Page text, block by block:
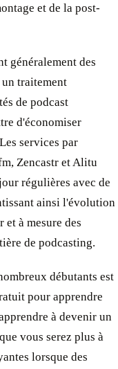
et de la post-
généralement des
traitement
de podcast
d'économiser
services par
Zencastr et Alitu
régulières avec de
ainsi l'évolution
à mesure des
de podcasting.
débutants est
pour apprendre
à devenir un
vous serez plus à
lorsque des